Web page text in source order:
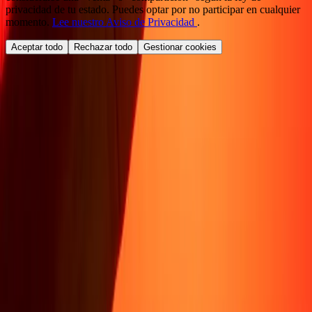
privacidad de tu estado. Puedes optar por no participar en cualquier
momento. Lee nuestro Aviso de Privacidad .
Aceptar todo Rechazar todo Gestionar cookies